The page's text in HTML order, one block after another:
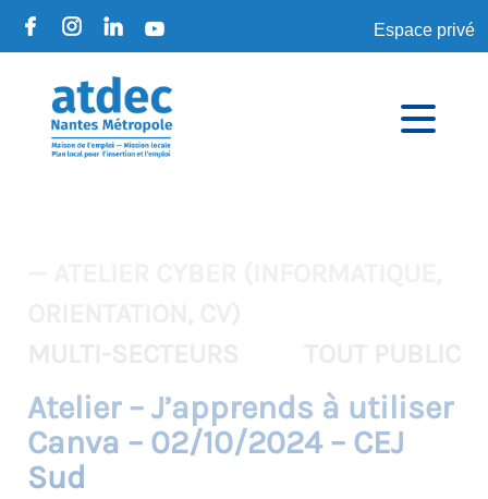
Espace privé
Atelier – J’apprends à utiliser
Canva – 02/10/2024 – CEJ
Sud